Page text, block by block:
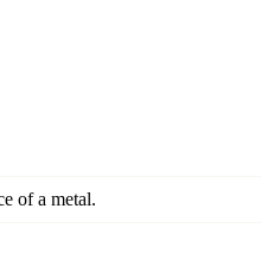
of a metal.